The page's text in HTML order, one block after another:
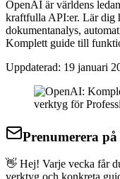
OpenAI är världens
kraftfulla API:er. Lär dig
dokumentanalys,
Komplett guide till
Uppdaterad: 19 januari
Prenumerera
👋 Hej! Varje vecka får